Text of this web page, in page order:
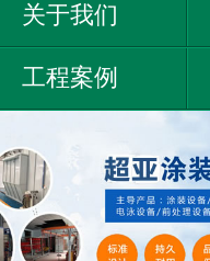
关于我们
工程案例